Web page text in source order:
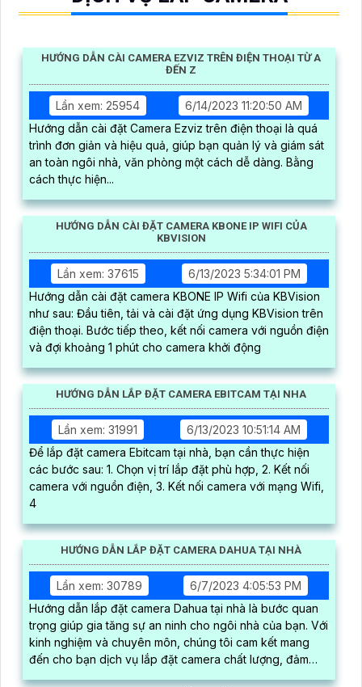
HƯỚNG DẪN CÀI CAMERA EZVIZ TRÊN ĐIỆN THOẠI TỪ A
ĐẾN Z
Lần xem: 25954
6/14/2023 11:20:50 AM
Hướng dẫn cài đặt Camera Ezviz trên điện thoại là quá
trình đơn giản và hiệu quả, giúp bạn quản lý và giám sát
an toàn ngôi nhà, văn phòng một cách dễ dàng. Bằng
cách thực hiện...
HƯỚNG DẪN CÀI ĐẶT CAMERA KBONE IP WIFI CỦA
KBVISION
Lần xem: 37615
6/13/2023 5:34:01 PM
Hướng dẫn cài đặt camera KBONE IP Wifi của KBVision
như sau: Đầu tiên, tải và cài đặt ứng dụng KBVision trên
điện thoại. Bước tiếp theo, kết nối camera với nguồn điện
và đợi khoảng 1 phút cho camera khởi động
HƯỚNG DẪN LẮP ĐẶT CAMERA EBITCAM TẠI NHA
Lần xem: 31991
6/13/2023 10:51:14 AM
Để lắp đặt camera Ebitcam tại nhà, bạn cần thực hiện
các bước sau: 1. Chọn vị trí lắp đặt phù hợp, 2. Kết nối
camera với nguồn điện, 3. Kết nối camera với mạng Wifi,
4
HƯỚNG DẪN LẮP ĐẶT CAMERA DAHUA TẠI NHÀ
Lần xem: 30789
6/7/2023 4:05:53 PM
Hướng dẫn lắp đặt camera Dahua tại nhà là bước quan
trọng giúp gia tăng sự an ninh cho ngôi nhà của bạn. Với
kinh nghiệm và chuyên môn, chúng tôi cam kết mang
đến cho bạn dịch vụ lắp đặt camera chất lượng, đảm